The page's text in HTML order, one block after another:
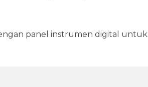
panel instrumen digital untuk